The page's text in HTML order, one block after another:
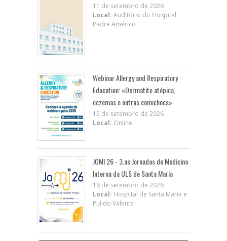
11 de setembro de 2026
Local: Auditório do Hospital
Padre Américo
Webinar Allergy and Respiratory
Education: «Dermatite atópica,
eczemas e outras comichões»
15 de setembro de 2026
Local: Online
JOMI 26 - 3.as Jornadas de Medicina
Interna da ULS de Santa Maria
16 de setembro de 2026
Local: Hospital de Santa Maria e
Pulido Valente